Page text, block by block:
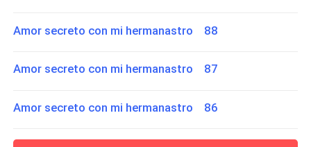
Amor secreto con mi hermanastro 88
Amor secreto con mi hermanastro 87
Amor secreto con mi hermanastro 86